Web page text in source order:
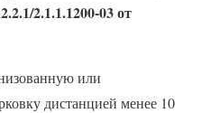
2.1.1.1200-03 от
или
дистанцией менее 10